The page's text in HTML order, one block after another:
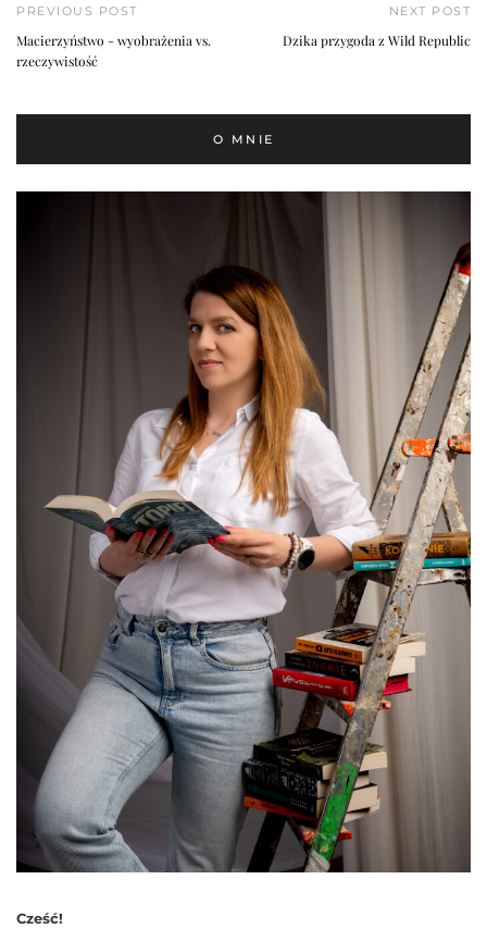
PREVIOUS POST
Macierzyństwo - wyobrażenia vs.
rzeczywistość
NEXT POST
Dzika przygoda z Wild Republic
O MNIE
Cześć!